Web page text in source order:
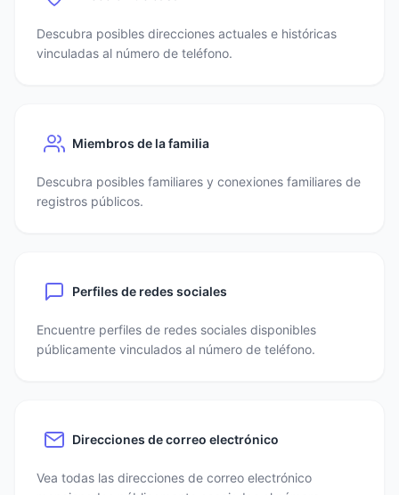
Descubra posibles direcciones actuales e históricas
vinculadas al número de teléfono.
Miembros de la familia
Descubra posibles familiares y conexiones familiares de
registros públicos.
Perfiles de redes sociales
Encuentre perfiles de redes sociales disponibles
públicamente vinculados al número de teléfono.
Direcciones de correo electrónico
Vea todas las direcciones de correo electrónico